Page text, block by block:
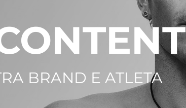
BRAND E ATLETA